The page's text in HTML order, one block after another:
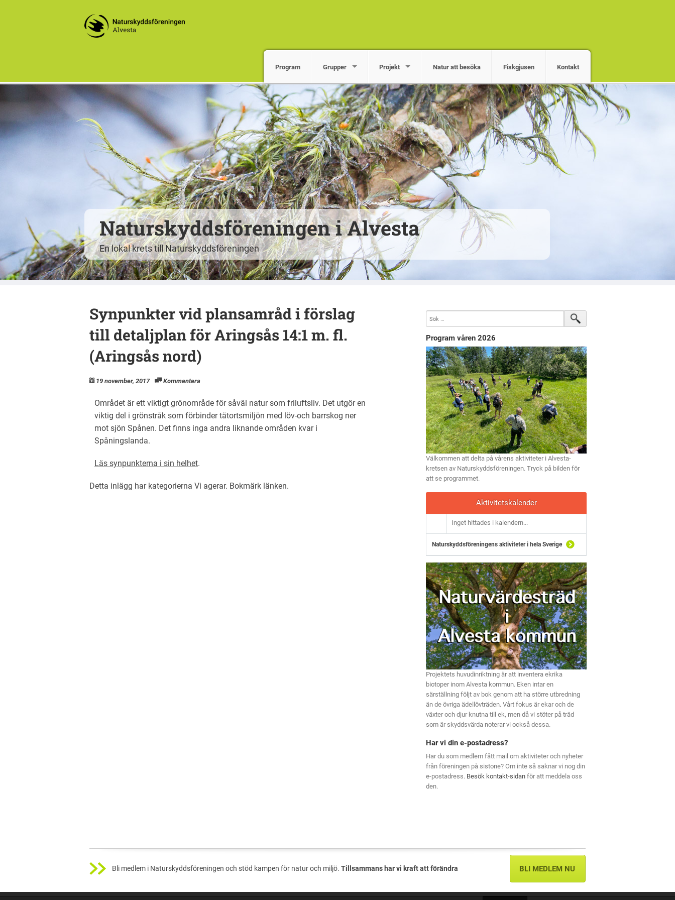
Program Grupper Projekt Natur att besöka Fiskgjusen Kontakt
Naturskyddsföreningen i Alvesta
En lokal krets till Naturskyddsföreningen
Synpunkter vid plansamråd i förslag
till detaljplan för Aringsås 14:1 m. fl.
(Aringsås nord)
19 november, 2017 Kommentera
Området är ett viktigt grönområde för såväl natur som friluftsliv. Det utgör en
viktig del i grönstråk som förbinder tätortsmiljön med löv-och barrskog ner
mot sjön Spånen. Det finns inga andra liknande områden kvar i
Spåningslanda.
Läs synpunkterna i sin helhet.
Detta inlägg har kategorierna Vi agerar. Bokmärk länken.
Program våren 2026
Välkommen att delta på vårens aktiviteter i Alvesta-
kretsen av Naturskyddsföreningen. Tryck på bilden för
att se programmet.
Aktivitetskalender
Inget hittades i kalendern...
Naturskyddsföreningens aktiviteter i hela Sverige
Projektets huvudinriktning är att inventera ekrika
biotoper inom Alvesta kommun. Eken intar en
särställning följt av bok genom att ha större utbredning
än de övriga ädellövträden. Vårt fokus är ekar och de
växter och djur knutna till ek, men då vi stöter på träd
som är skyddsvärda noterar vi också dessa.
Har vi din e-postadress?
Har du som medlem fått mail om aktiviteter och nyheter
från föreningen på sistone? Om inte så saknar vi nog din
e-postadress. Besök kontakt-sidan för att meddela oss
den.
Bli medlem i Naturskyddsföreningen och stöd kampen för natur och miljö. Tillsammans har vi kraft att förändra BLI MEDLEM NU